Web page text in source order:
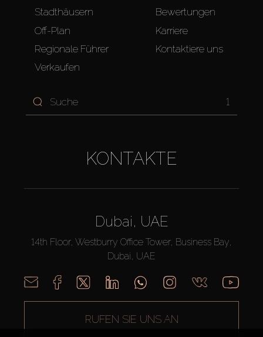
Stadthäusern
Off-Plan
Regionale Führer
Verkaufen
Bewertungen
Karriere
Kontaktiere uns
1
KONTAKTE
Dubai, UAE
14th Floor, Westburry Office Tower, Business Bay,
Dubai, UAE
RUFEN SIE UNS AN